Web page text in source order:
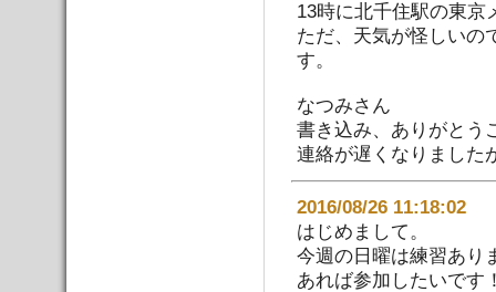
13時に北千住駅の東京
ただ、天気が怪しいの
す。
なつみさん
書き込み、ありがとう
連絡が遅くなりました
2016/08/26 11:18:02
はじめまして。
今週の日曜は練習あり
あれば参加したいです